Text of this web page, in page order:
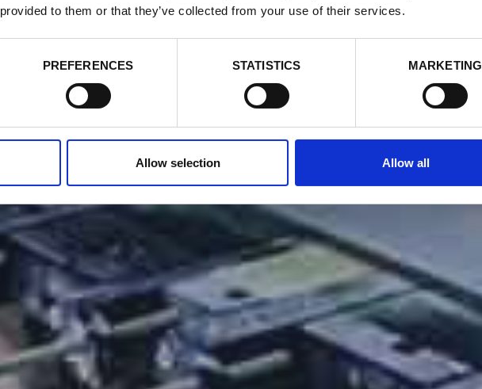
to them or that they’ve collected from your use of their services.
PREFERENCES STATISTICS MARKETING
Allow selection Allow all